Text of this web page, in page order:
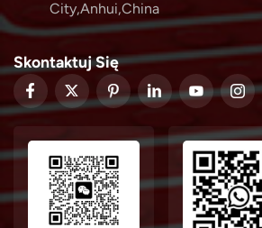
City,Anhui,China
Skontaktuj Się